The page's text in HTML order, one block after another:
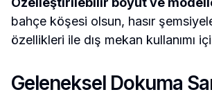
bahçe köşesi olsun, hasır
özellikleri ile dış mekan kullanımı
Geleneksel Dokuma